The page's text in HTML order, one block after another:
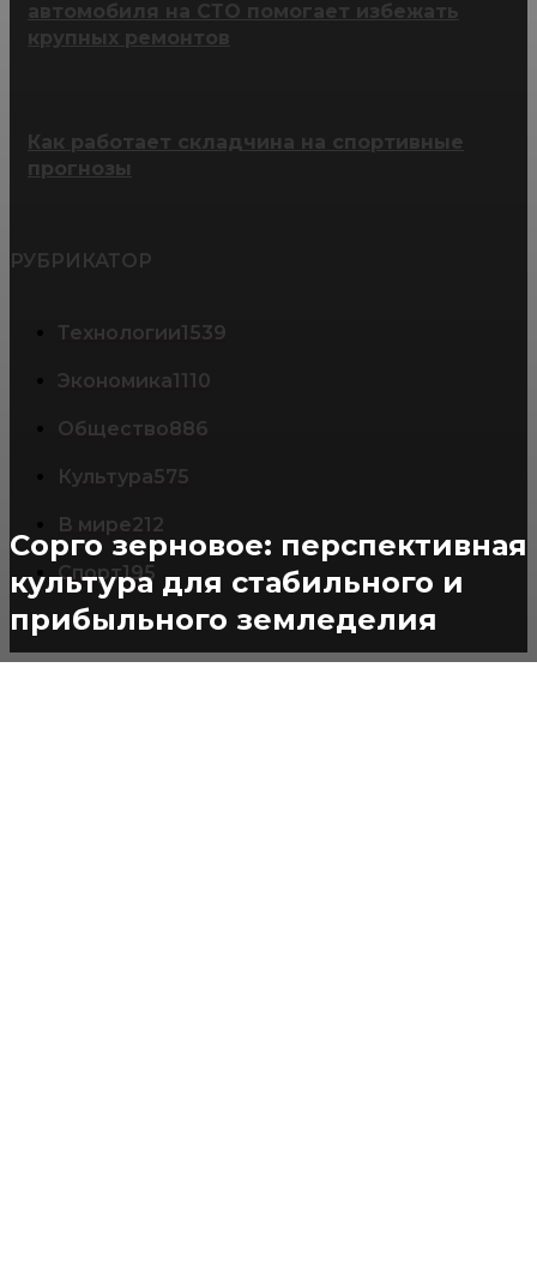
Сорго зерновое: перспективная
культура для стабильного и
прибыльного земледелия
автомобиля на СТО помогает избежать
крупных ремонтов
Как работает складчина на спортивные
прогнозы
РУБРИКАТОР
Технологии1539
Экономика1110
Общество886
Культура575
В мире212
Спорт195